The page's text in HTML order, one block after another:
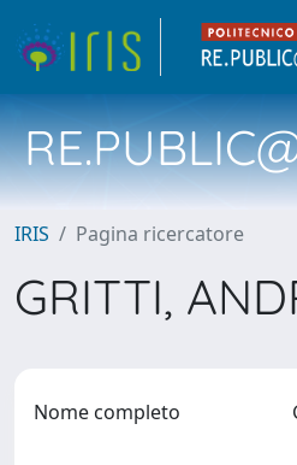
IRIS Pagina ricercatore
GRITTI,
Nome completo